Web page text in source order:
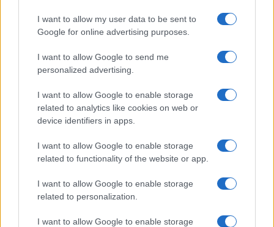
I want to allow my user data to be sent to
Google for online advertising purposes.
I want to allow Google to send me
personalized advertising.
I want to allow Google to enable storage
related to analytics like cookies on web or
device identifiers in apps.
I want to allow Google to enable storage
related to functionality of the website or app.
I want to allow Google to enable storage
related to personalization.
I want to allow Google to enable storage
Continua a leggere
FUORI PORTA